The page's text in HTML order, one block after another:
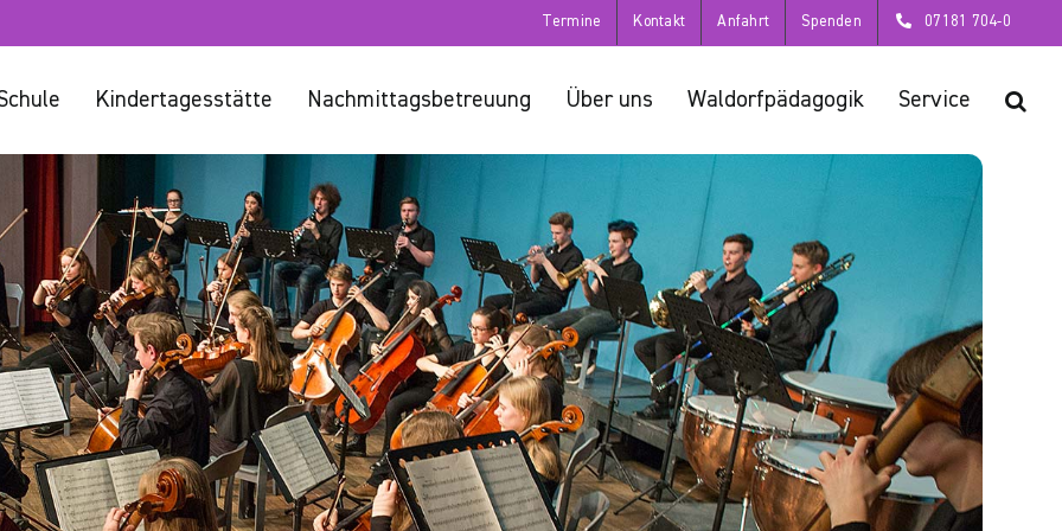
Termine Kontakt Anfahrt Spenden 07181 704-0
Kindertagesstätte Nachmittagsbetreuung Über uns Waldorfpädagogik Service